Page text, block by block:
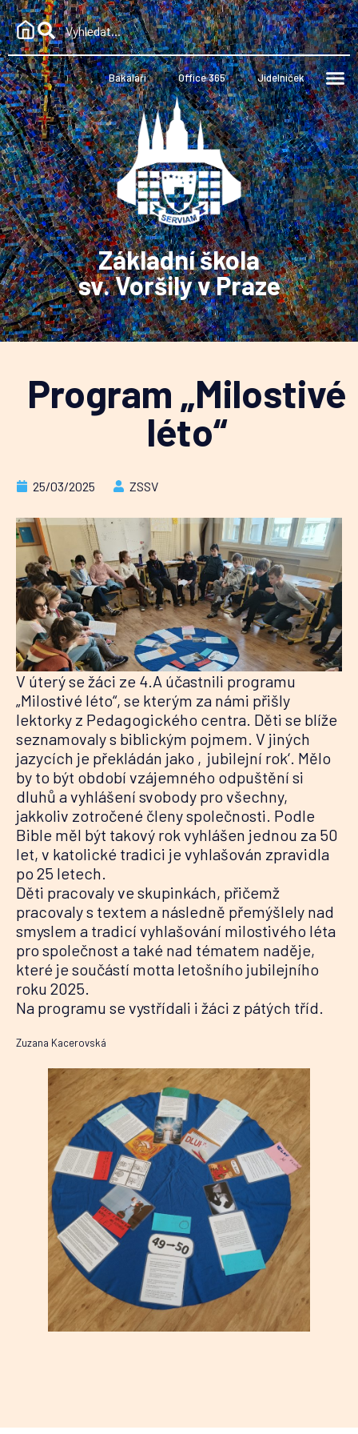
Bakaláři Office 365 Jídelníček
Základní škola
sv. Voršily v Praze
Program „Milostivé
léto“
25/03/2025 ZSSV
V úterý se žáci ze 4.A účastnili programu
„Milostivé léto“, se kterým za námi přišly
lektorky z Pedagogického centra. Děti se blíže
seznamovaly s biblickým pojmem. V jiných
jazycích je překládán jako ‚jubilejní rok‘. Mělo
by to být období vzájemného odpuštění si
dluhů a vyhlášení svobody pro všechny,
jakkoliv zotročené členy společnosti. Podle
Bible měl být takový rok vyhlášen jednou za 50
let, v katolické tradici je vyhlašován zpravidla
po 25 letech.
Děti pracovaly ve skupinkách, přičemž
pracovaly s textem a následně přemýšlely nad
smyslem a tradicí vyhlašování milostivého léta
pro společnost a také nad tématem naděje,
které je součástí motta letošního jubilejního
roku 2025.
Na programu se vystřídali i žáci z pátých tříd.
Zuzana Kacerovská